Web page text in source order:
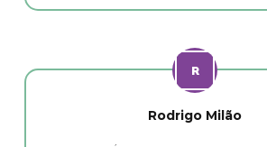
Rodrigo Milão